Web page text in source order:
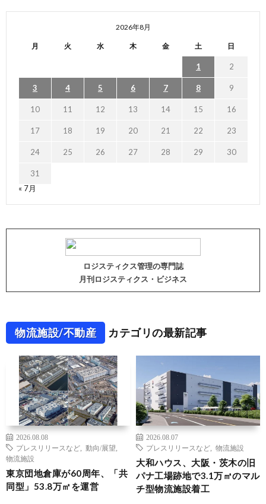
2026年8月
月 火 水 木 金 土 日
1 2
3 4 5 6 7 8 9
10 11 12 13 14 15 16
17 18 19 20 21 22 23
24 25 26 27 28 29 30
31
« 7月
ロジスティクス管理の専門誌
月刊ロジスティクス・ビジネス
物流施設/不動産 カテゴリの最新記事
2026.08.08
プレスリリースなど
動向/展望
物流施設
東京団地倉庫が60周年、「共
同型」53.8万㎡を運営
2026.08.07
プレスリリースなど
物流施設
大和ハウス、大阪・茨木の旧
パナ工場跡地で3.1万㎡のマル
チ型物流施設着工